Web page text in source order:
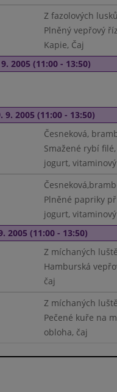
Z fazolových
Plněný vepřový
Kapie, Čaj
2005 (11:00 - 13:50)
9. 2005 (11:00 - 13:50)
Česneková,
Smažené rybí
jogurt,
Plněné papriky
jogurt,
2005 (11:00 - 13:50)
Z míchaných
Hamburská
čaj
Z míchaných
Pečené kuře na
obloha, čaj